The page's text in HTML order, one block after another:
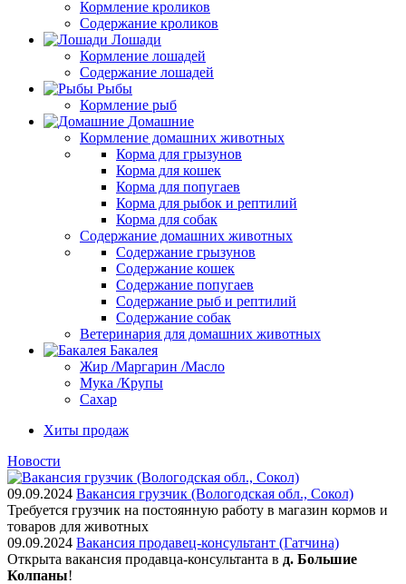
Кормление кроликов
Содержание кроликов
Лошади
Кормление лошадей
Содержание лошадей
Рыбы
Кормление рыб
Домашние
Кормление домашних животных
Корма для грызунов
Корма для кошек
Корма для попугаев
Корма для рыбок и рептилий
Корма для собак
Содержание домашних животных
Содержание грызунов
Содержание кошек
Содержание попугаев
Содержание рыб и рептилий
Содержание собак
Ветеринария для домашних животных
Бакалея
Жир /Маргарин /Масло
Мука /Крупы
Сахар
Хиты продаж
Новости
09.09.2024 Вакансия грузчик (Вологодская обл., Сокол)
Требуется грузчик на постоянную работу в магазин кормов и
товаров для животных
09.09.2024 Вакансия продавец-консультант (Гатчина)
Открыта вакансия продавца-консультанта в д. Большие
Колпаны!